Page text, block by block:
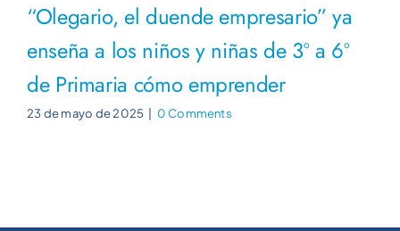
“Olegario, el duende empresario” ya
enseña a los niños y niñas de 3º a 6º
de Primaria cómo emprender
23 de mayo de 2025 0 Comments